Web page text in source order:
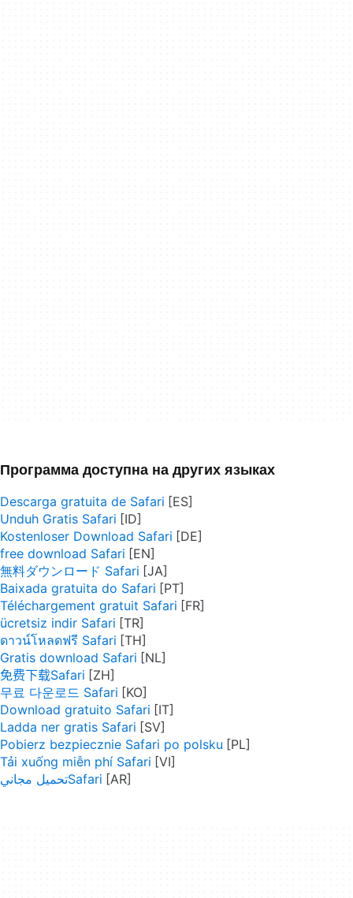
Программа доступна на других языках
Descarga gratuita de Safari
Unduh Gratis Safari
Kostenloser Download Safari
free download Safari
無料ダウンロード Safari
Baixada gratuita do Safari
Téléchargement gratuit Safari
ücretsiz indir Safari
ดาวน์โหลดฟรี Safari
Gratis download Safari
免费下载Safari
무료 다운로드 Safari
Download gratuito Safari
Ladda ner gratis Safari
Pobierz bezpiecznie Safari po polsku
Tải xuống miễn phí Safari
تحميل مجانيSafari